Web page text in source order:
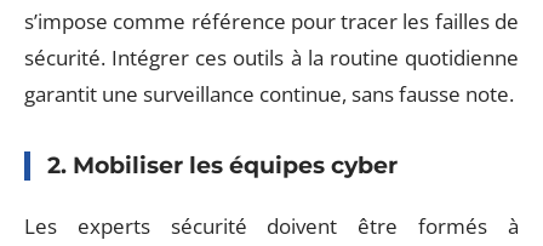
s’impose comme référence pour tracer les failles de
sécurité. Intégrer ces outils à la routine quotidienne
garantit une surveillance continue, sans fausse note.
2. Mobiliser les équipes cyber
Les experts sécurité doivent être formés à